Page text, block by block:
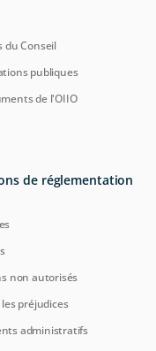
du Conseil
publiques
de l'OIIO
de réglementation
non autorisés
préjudices
administratifs